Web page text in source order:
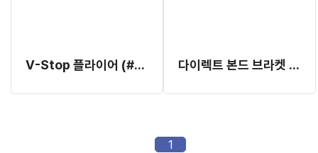
V-Stop 플라이어 (#678-321) (Hu-Friedy) (개별발주 2~3개월 소요) 다이렉트 본드 브라켓 홀더 (#678-212) (Hu-Friedy)(개별발주 3개월 소요)
1